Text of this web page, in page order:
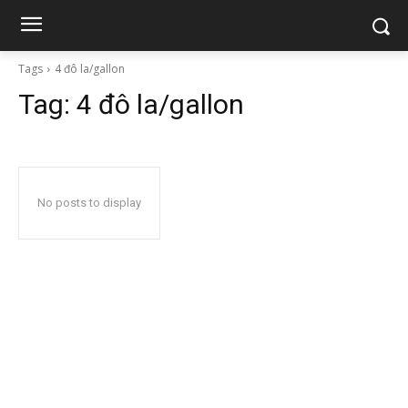
Tags 4 đô la/gallon
Tag: 4 đô la/gallon
No posts to display